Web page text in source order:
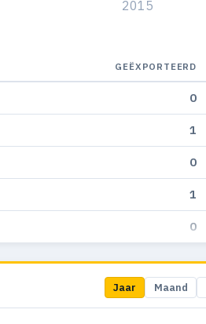
2015
GEËXPORTEERD
0
1
0
1
0
Jaar Maand